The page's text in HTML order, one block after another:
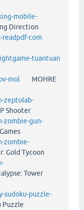
mobile-
Direction
com
tuantuan
mol MOHRE
zeptolab-
Shooter
zombie-gun-
Games
zombie-
Gold Tycoon
Tower
sudoku-puzzle-
Puzzle